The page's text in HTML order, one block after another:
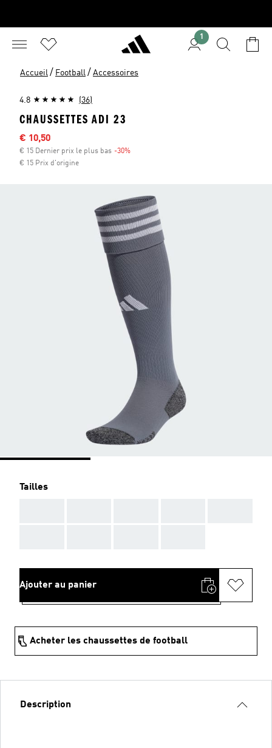
1
Accueil / Football / Accessoires
4.8 (36)
CHAUSSETTES ADI 23
Sale price
€ 10,50
€ 15 Dernier prix le plus bas -30%
€ 15 Prix d'origine
Tailles
Ajouter au panier
Acheter les chaussettes de football
Description